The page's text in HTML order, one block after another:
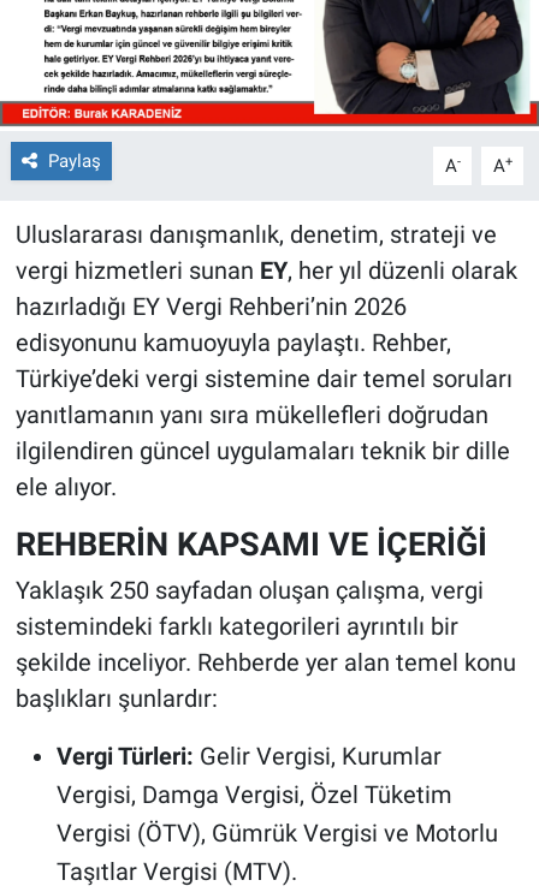
Paylaş A- A+
Uluslararası danışmanlık, denetim, strateji ve
vergi hizmetleri sunan EY, her yıl düzenli olarak
hazırladığı EY Vergi Rehberi’nin 2026
edisyonunu kamuoyuyla paylaştı. Rehber,
Türkiye’deki vergi sistemine dair temel soruları
yanıtlamanın yanı sıra mükellefleri doğrudan
ilgilendiren güncel uygulamaları teknik bir dille
ele alıyor.
REHBERİN KAPSAMI VE İÇERİĞİ
Yaklaşık 250 sayfadan oluşan çalışma, vergi
sistemindeki farklı kategorileri ayrıntılı bir
şekilde inceliyor. Rehberde yer alan temel konu
başlıkları şunlardır:
Vergi Türleri: Gelir Vergisi, Kurumlar
Vergisi, Damga Vergisi, Özel Tüketim
Vergisi (ÖTV), Gümrük Vergisi ve Motorlu
Taşıtlar Vergisi (MTV).